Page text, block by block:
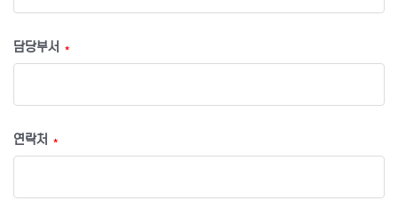
담당부서 *
연락처 *